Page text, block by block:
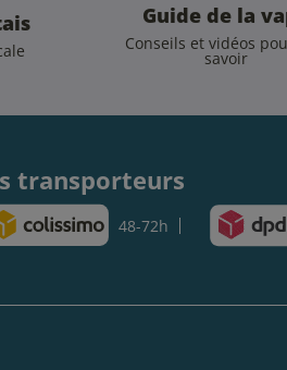
Guide de la
Conseils et vidéos
savoir
transporteurs
48-72h